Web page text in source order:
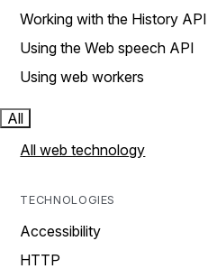
Working with the History API
Using the Web speech API
Using web workers
All
All web technology
TECHNOLOGIES
Accessibility
HTTP